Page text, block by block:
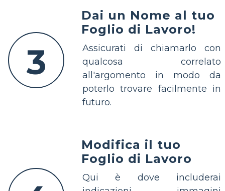
3
Dai un Nome al tuo
Foglio di Lavoro!
Assicurati di chiamarlo con
qualcosa correlato
all'argomento in modo da
poterlo trovare facilmente in
futuro.
Modifica il tuo
Foglio di Lavoro
Qui è dove includerai